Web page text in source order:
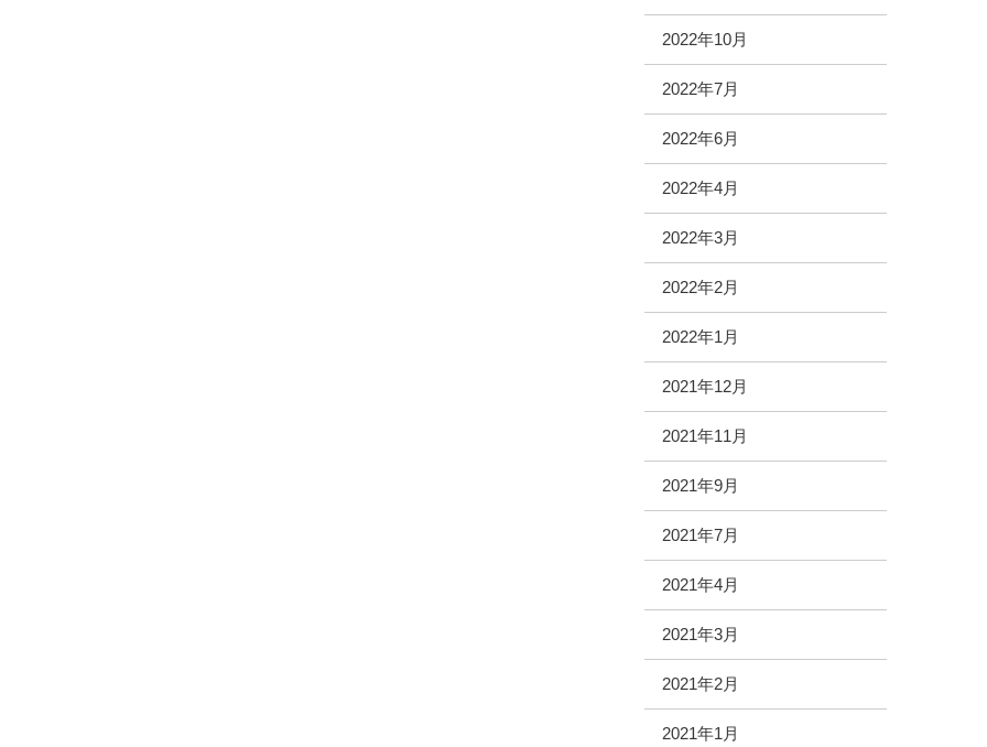
2022年10月
2022年7月
2022年6月
2022年4月
2022年3月
2022年2月
2022年1月
2021年12月
2021年11月
2021年9月
2021年7月
2021年4月
2021年3月
2021年2月
2021年1月